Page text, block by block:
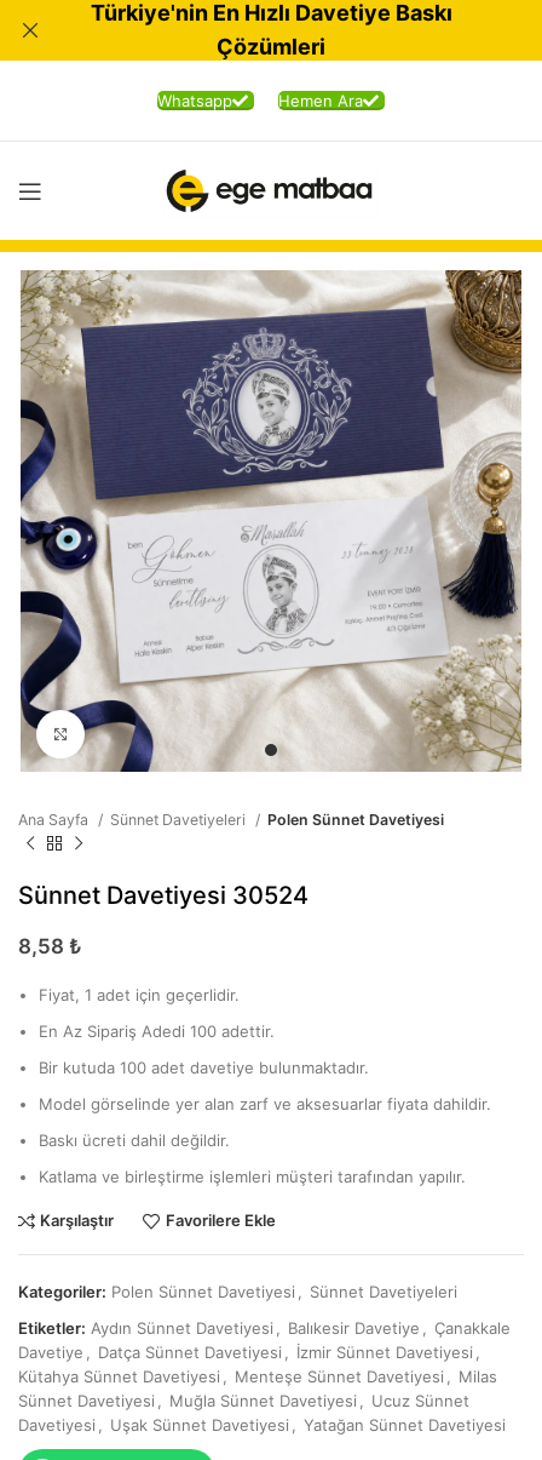
Whatsapp Hemen Ara
Büyütmek için tıklayın
Ana Sayfa Sünnet Davetiyeleri Polen Sünnet Davetiyesi
Sünnet Davetiyesi 30524
8,58 ₺
Fiyat, 1 adet için geçerlidir.
En Az Sipariş Adedi 100 adettir.
Bir kutuda 100 adet davetiye bulunmaktadır.
Model görselinde yer alan zarf ve aksesuarlar fiyata dahildir.
Baskı ücreti dahil değildir.
Katlama ve birleştirme işlemleri müşteri tarafından yapılır.
Karşılaştır Favorilere Ekle
Kategoriler: Polen Sünnet Davetiyesi
Sünnet Davetiyeleri
Etiketler: Aydın Sünnet Davetiyesi Balıkesir Davetiye
Çanakkale
Davetiye
Datça Sünnet Davetiyesi İzmir Sünnet Davetiyesi
Kütahya Sünnet Davetiyesi
Menteşe Sünnet Davetiyesi
Milas
Sünnet Davetiyesi
Muğla Sünnet Davetiyesi
Ucuz Sünnet
Davetiyesi
Uşak Sünnet Davetiyesi Yatağan Sünnet Davetiyesi
Türkiye'nin En Hızlı Davetiye Baskı
Çözümleri